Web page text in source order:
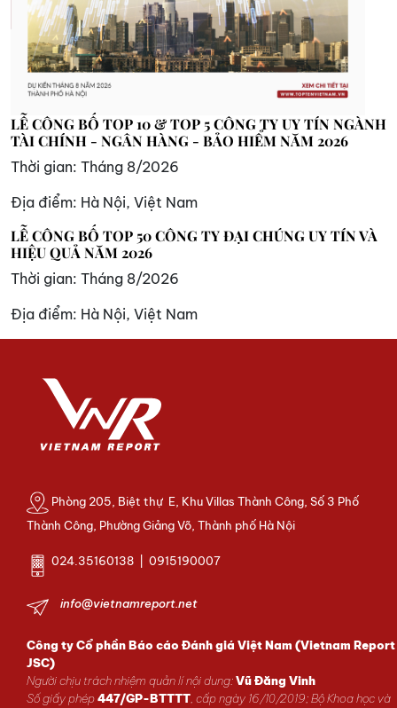
LỄ CÔNG BỐ TOP 10 & TOP 5 CÔNG TY UY TÍN NGÀNH
TÀI CHÍNH - NGÂN HÀNG - BẢO HIỂM NĂM 2026
Thời gian: Tháng 8/2026
Địa điểm: Hà Nội, Việt Nam
LỄ CÔNG BỐ TOP 50 CÔNG TY ĐẠI CHÚNG UY TÍN VÀ
HIỆU QUẢ NĂM 2026
Thời gian: Tháng 8/2026
Địa điểm: Hà Nội, Việt Nam
Phòng 205, Biệt thự E, Khu Villas Thành Công, Số 3 Phố
Thành Công, Phường Giảng Võ, Thành phố Hà Nội
024.35160138 | 0915190007
info@vietnamreport.net
Công ty Cổ phần Báo cáo Đánh giá Việt Nam (Vietnam Report
JSC)
Người chịu trách nhiệm quản lí nội dung:Vũ Đăng Vinh
Số giấy phép447/GP-BTTTT , cấp ngày 16/10/2019; Bộ Khoa học và